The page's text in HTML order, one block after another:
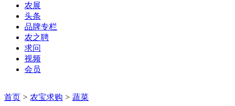
农展
头条
品牌专栏
农之聘
求问
视频
会员
首页 > 农宝求购 > 蔬菜